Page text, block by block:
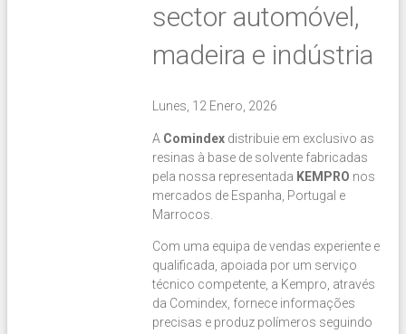
sector automóvel,
madeira e indústria
Lunes, 12 Enero, 2026
A Comindexdistribuie em exclusivo as
resinas à base de solvente fabricadas
pela nossa representada KEMPRO nos
mercados de Espanha, Portugal e
Marrocos.
Com uma equipa de vendas experiente e
qualificada, apoiada por um serviço
técnico competente, a Kempro, através
da Comindex, fornece informações
precisas e produz polímeros seguindo